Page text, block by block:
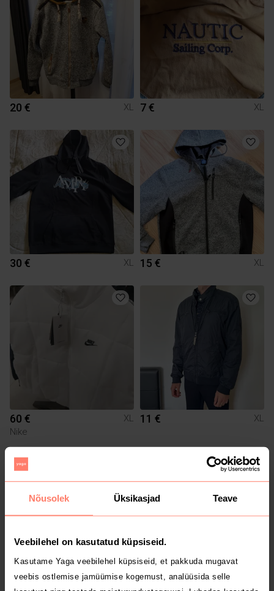
Nõusolek Üksikasjad Teave
Veebilehel on kasutatud küpsiseid.
Kasutame Yaga veebilehel küpsiseid, et pakkuda mugavat
veebis ostlemise jamüümise kogemust, analüüsida selle
20 € XL 7 € XL
30 € XL 15 € XL
60 €
XL
Nike
11 € XL
5 € 55 €